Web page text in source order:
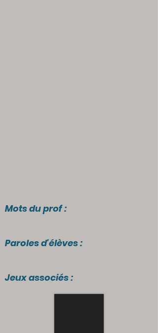
Mots du prof :
Paroles d'élèves :
Jeux associés :